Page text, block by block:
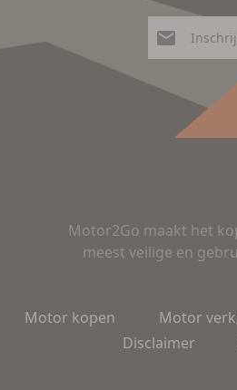
Motor2Go maakt het
meest veilige en
Motor kopen Motor
Disclaimer